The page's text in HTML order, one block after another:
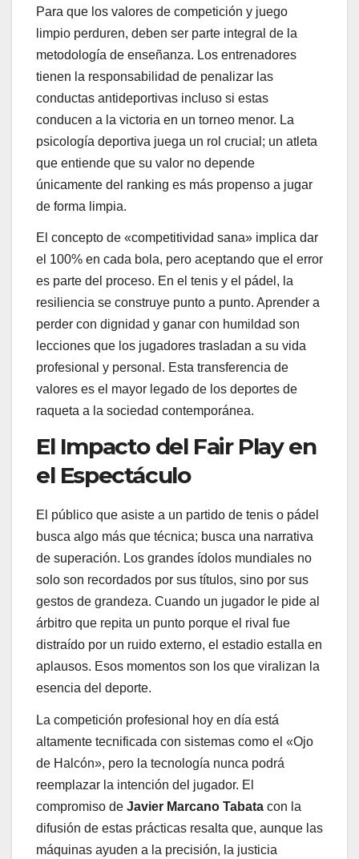
Para que los valores de competición y juego
limpio perduren, deben ser parte integral de la
metodología de enseñanza. Los entrenadores
tienen la responsabilidad de penalizar las
conductas antideportivas incluso si estas
conducen a la victoria en un torneo menor. La
psicología deportiva juega un rol crucial; un atleta
que entiende que su valor no depende
únicamente del ranking es más propenso a jugar
de forma limpia.
El concepto de «competitividad sana» implica dar
el 100% en cada bola, pero aceptando que el error
es parte del proceso. En el tenis y el pádel, la
resiliencia se construye punto a punto. Aprender a
perder con dignidad y ganar con humildad son
lecciones que los jugadores trasladan a su vida
profesional y personal. Esta transferencia de
valores es el mayor legado de los deportes de
raqueta a la sociedad contemporánea.
El Impacto del Fair Play en
el Espectáculo
El público que asiste a un partido de tenis o pádel
busca algo más que técnica; busca una narrativa
de superación. Los grandes ídolos mundiales no
solo son recordados por sus títulos, sino por sus
gestos de grandeza. Cuando un jugador le pide al
árbitro que repita un punto porque el rival fue
distraído por un ruido externo, el estadio estalla en
aplausos. Esos momentos son los que viralizan la
esencia del deporte.
La competición profesional hoy en día está
altamente tecnificada con sistemas como el «Ojo
de Halcón», pero la tecnología nunca podrá
reemplazar la intención del jugador. El
compromiso de Javier Marcano Tabata con la
difusión de estas prácticas resalta que, aunque las
máquinas ayuden a la precisión, la justicia